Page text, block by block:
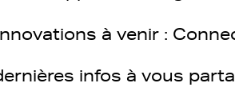
à venir :
infos à vous